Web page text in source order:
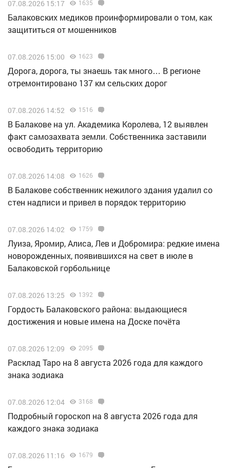
07.08.2026 15:17 1635
Балаковских медиков проинформировали о том, как
защититься от мошенников
07.08.2026 15:00 1623
Дорога, дорога, ты знаешь так много… В регионе
отремонтировано 137 км сельских дорог
07.08.2026 14:52 1516
В Балакове на ул. Академика Королева, 12 выявлен
факт самозахвата земли. Собственника заставили
освободить территорию
07.08.2026 14:08 1626
В Балакове собственник нежилого здания удалил со
стен надписи и привел в порядок территорию
07.08.2026 14:02 1759
Луиза, Яромир, Алиса, Лев и Добромира: редкие имена
новорожденных, появившихся на свет в июле в
Балаковской горбольнице
07.08.2026 13:25 1392
Гордость Балаковского района: выдающиеся
достижения и новые имена на Доске почёта
07.08.2026 12:09 2095
Расклад Таро на 8 августа 2026 года для каждого
знака зодиака
07.08.2026 12:04 3168
Подробный гороскоп на 8 августа 2026 года для
каждого знака зодиака
07.08.2026 11:16 1679